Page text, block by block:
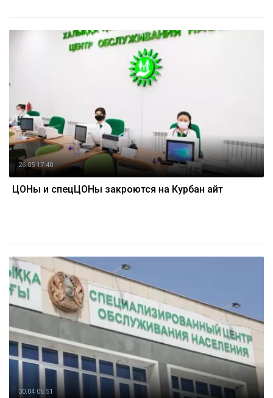
26.05 17:40
ЦОНы и спецЦОНы закроются на Курбан айт
30.04 06:51